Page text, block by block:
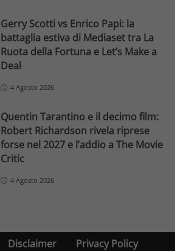
Gerry Scotti vs Enrico Papi: la
battaglia estiva di Mediaset tra La
Ruota della Fortuna e Let’s Make a
Deal
4 Agosto 2026
Quentin Tarantino e il decimo film:
Robert Richardson rivela riprese
forse nel 2027 e l’addio a The Movie
Critic
4 Agosto 2026
Disclaimer Privacy Policy